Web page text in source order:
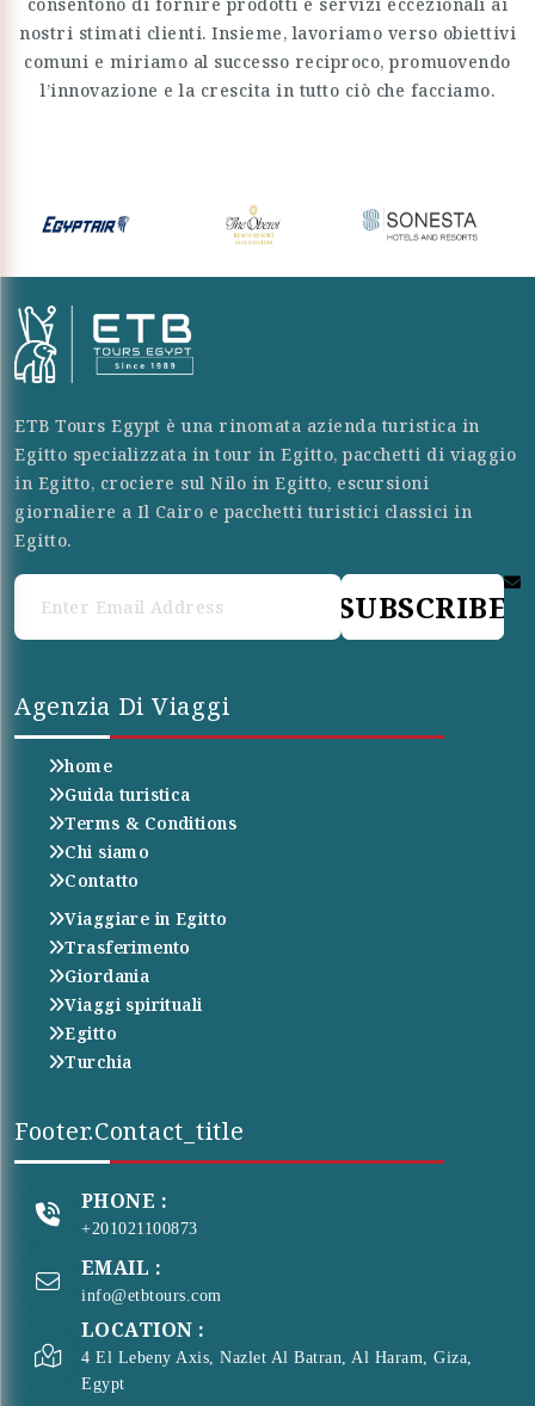
nostri stimati clienti. Insieme, lavoriamo verso obiettivi
comuni e miriamo al successo reciproco, promuovendo
l’innovazione e la crescita in tutto ciò che facciamo.
ETB Tours Egypt è una rinomata azienda turistica in
Egitto specializzata in tour in Egitto, pacchetti di viaggio
in Egitto, crociere sul Nilo in Egitto, escursioni
giornaliere a Il Cairo e pacchetti turistici classici in
Egitto.
SUBSCRIBE
Agenzia Di Viaggi
home
Guida turistica
Terms & Conditions
Chi siamo
Contatto
Viaggiare in Egitto
Trasferimento
Giordania
Viaggi spirituali
Egitto
Turchia
Footer.contact_title
PHONE :
+201021100873
EMAIL :
info@etbtours.com
LOCATION :
4 El Lebeny Axis, Nazlet Al Batran, Al Haram, Giza,
Egypt